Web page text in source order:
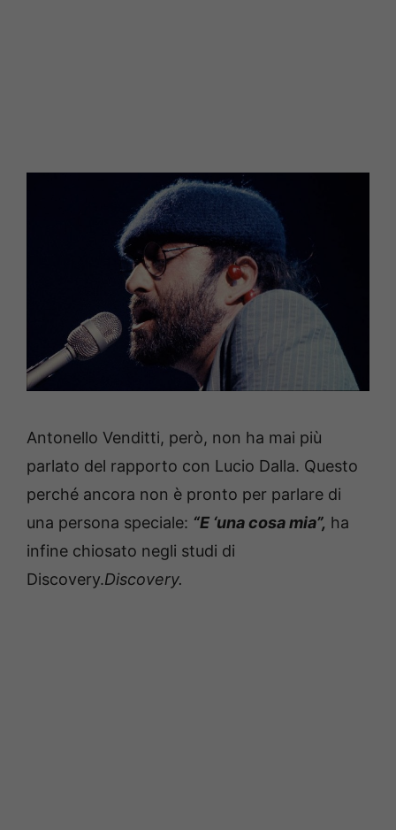
Antonello Venditti, però, non ha mai più
parlato del rapporto con Lucio Dalla. Questo
perché ancora non è pronto per parlare di
una persona speciale: “E ‘una cosa mia”, ha
infine chiosato negli studi di
Discovery.Discovery.